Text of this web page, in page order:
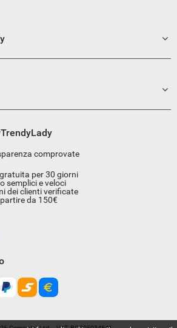
comprovate
per 30 giorni
semplici e veloci
dei clienti verificate
da 150€